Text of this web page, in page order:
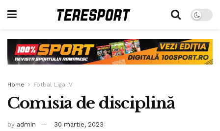
Home Fotbal Liga IV
Comisia de disciplină
by admin 30 martie, 2023